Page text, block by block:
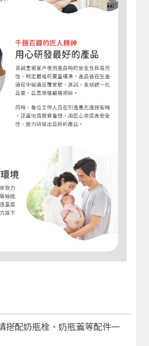
搭配奶瓶栓、奶瓶蓋等配件一